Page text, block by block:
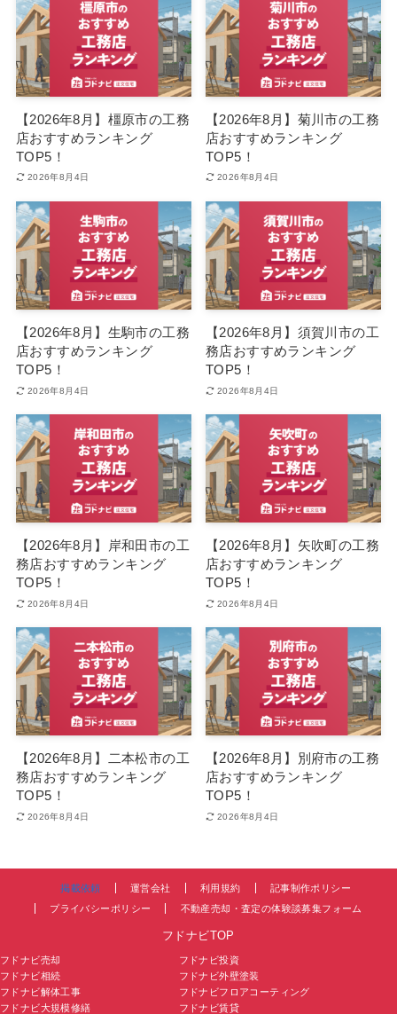
【2026年8月】橿原市の工務
店おすすめランキング
TOP5！
2026年8月4日
【2026年8月】菊川市の工務
店おすすめランキング
TOP5！
2026年8月4日
【2026年8月】生駒市の工務
店おすすめランキング
TOP5！
2026年8月4日
【2026年8月】須賀川市の工
務店おすすめランキング
TOP5！
2026年8月4日
【2026年8月】岸和田市の工
務店おすすめランキング
TOP5！
2026年8月4日
【2026年8月】矢吹町の工務
店おすすめランキング
TOP5！
2026年8月4日
【2026年8月】二本松市の工
務店おすすめランキング
TOP5！
2026年8月4日
【2026年8月】別府市の工務
店おすすめランキング
TOP5！
2026年8月4日
掲載依頼 運営会社 利用規約
記事制作ポリシー
プライバシーポリシー
不動産売却・査定の体験談募集フォーム
フドナビTOP
フドナビ売却
フドナビ投資
フドナビ相続
フドナビ外壁塗装
フドナビ解体工事
フドナビフロアコーティング
フドナビ大規模修繕
フドナビ賃貸